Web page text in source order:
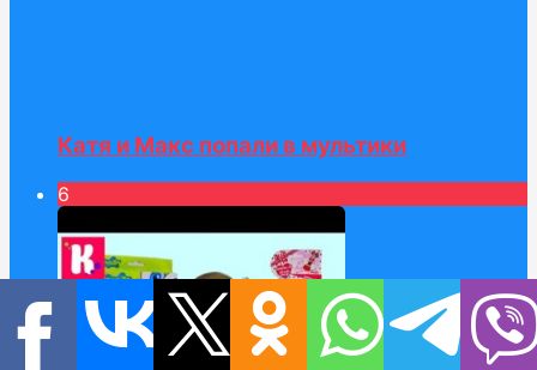
Катя и Макс попали в мультики
6